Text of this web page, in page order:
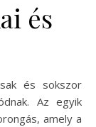
és
és sokszor
Az egyik
amely a